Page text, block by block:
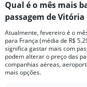
Qual é o mês mais
passagem de
Atualmente, fevereiro é o
para França (média de R$
significa gastar mais com
podem alterar o preço das
companhias aéreas,
mais opções.